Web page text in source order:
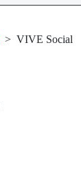
> VIVE Social